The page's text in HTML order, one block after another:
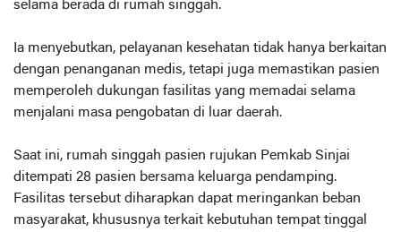
selama berada di rumah singgah.
Ia menyebutkan, pelayanan kesehatan tidak hanya berkaitan
dengan penanganan medis, tetapi juga memastikan pasien
memperoleh dukungan fasilitas yang memadai selama
menjalani masa pengobatan di luar daerah.
Saat ini, rumah singgah pasien rujukan Pemkab Sinjai
ditempati 28 pasien bersama keluarga pendamping.
Fasilitas tersebut diharapkan dapat meringankan beban
masyarakat, khususnya terkait kebutuhan tempat tinggal